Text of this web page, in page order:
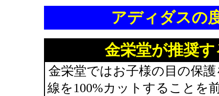
アディダスの
金栄堂が推奨
金栄堂ではお子様の目の保
線を100%カットすることを